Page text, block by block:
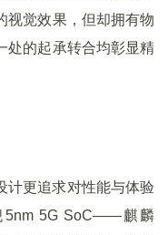
视觉效果，但却拥有物
处的起承转合均彰显精
计更追求对性能与体验
5nm 5G SoC——麒麟